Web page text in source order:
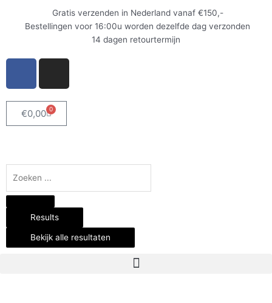
Gratis verzenden in Nederland vanaf €150,-
Bestellingen voor 16:00u worden dezelfde dag verzonden
14 dagen retourtermijn
e
b
k
-
t
a
m
€0,00 0
Winkelwagen
Results
Bekijk alle resultaten